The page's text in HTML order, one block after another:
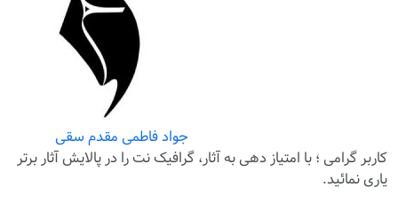
جواد فاطمی مقدم سقی
کاربر گرامی ؛ با امتیاز دهیبه آثار، گرافیک نت را در پالایش آثار برتر
یاری نمائید.